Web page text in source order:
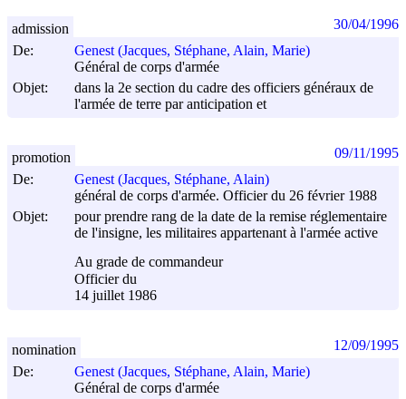
De:
Genest (Jacques, Stéphane, Alain, Marie)
Général de corps d'armée
Objet:
dans la 2e section du cadre des officiers généraux de
l'armée de terre par anticipation et
admission 30/04/1996
De:
Genest (Jacques, Stéphane, Alain)
général de corps d'armée. Officier du 26 février 1988
Objet:
pour prendre rang de la date de la remise réglementaire
de l'insigne, les militaires appartenant à l'armée active
Au grade de commandeur
Officier du
14 juillet 1986
promotion 09/11/1995
De:
Genest (Jacques, Stéphane, Alain, Marie)
Général de corps d'armée
nomination 12/09/1995